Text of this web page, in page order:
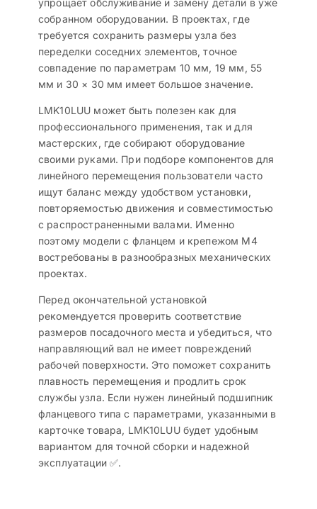
упрощает обслуживание и замену детали в уже
собранном оборудовании. В проектах, где
требуется сохранить размеры узла без
переделки соседних элементов, точное
совпадение по параметрам 10 мм, 19 мм, 55
мм и 30 × 30 мм имеет большое значение.
LMK10LUU может быть полезен как для
профессионального применения, так и для
мастерских, где собирают оборудование
своими руками. При подборе компонентов для
линейного перемещения пользователи часто
ищут баланс между удобством установки,
повторяемостью движения и совместимостью
с распространенными валами. Именно
поэтому модели с фланцем и крепежом М4
востребованы в разнообразных механических
проектах.
Перед окончательной установкой
рекомендуется проверить соответствие
размеров посадочного места и убедиться, что
направляющий вал не имеет повреждений
рабочей поверхности. Это поможет сохранить
плавность перемещения и продлить срок
службы узла. Если нужен линейный подшипник
фланцевого типа с параметрами, указанными в
карточке товара, LMK10LUU будет удобным
вариантом для точной сборки и надежной
эксплуатации ✅.